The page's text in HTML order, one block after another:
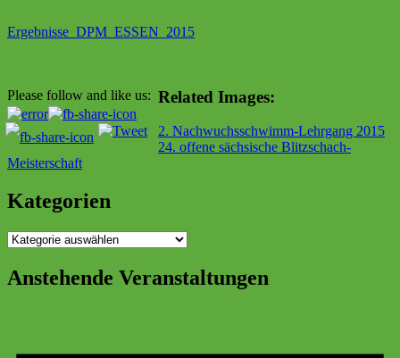
Ergebnisse_DPM_ESSEN_2015
Please follow and like us: Related Images:
Beitragsnavigation2. Nachwuchsschwimm-Lehrgang 2015
24. offene sächsische Blitzschach-
Meisterschaft
Kategorien
Kategorien
Anstehende Veranstaltungen